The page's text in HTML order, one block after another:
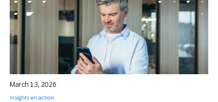
March 13, 2026
Insights en action